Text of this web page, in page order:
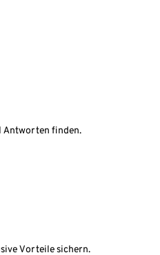
Antworten finden.
Vorteile sichern.